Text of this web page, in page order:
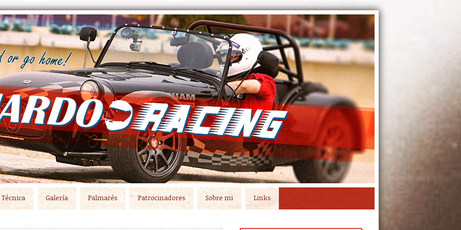
Técnica Galería Palmarés Patrocinadores Sobre mi Links